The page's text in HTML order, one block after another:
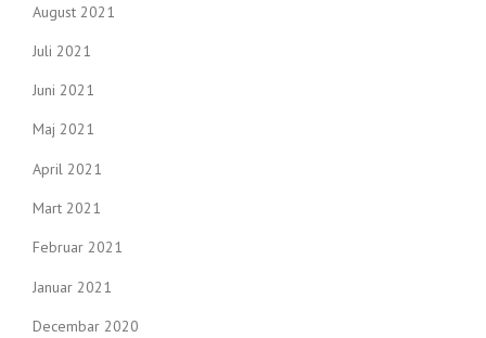
August 2021
Juli 2021
Juni 2021
Maj 2021
April 2021
Mart 2021
Februar 2021
Januar 2021
Decembar 2020